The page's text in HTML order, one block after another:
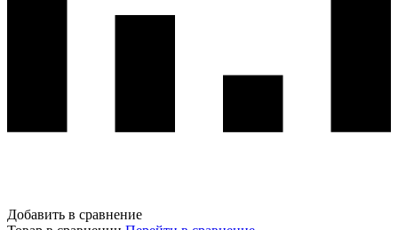
Добавить в сравнение